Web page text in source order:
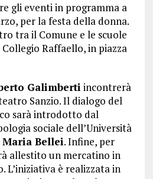
gli eventi in programma a
per la festa della donna.
tra il Comune e le scuole
Raffaello, in piazza
Galimberti incontrerà
Sanzio. Il dialogo del
sarà introdotto dal
sociale dell’Università
Bellei. Infine, per
allestito un mercatino in
L’iniziativa è realizzata in